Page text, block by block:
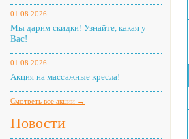
01.08.2026
Мы дарим скидки! Узнайте, какая у
Вас!
01.08.2026
Акция на массажные кресла!
Смотреть все акции →
Новости